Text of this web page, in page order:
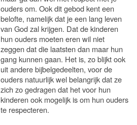
ouders om. Ook dit gebod kent een
belofte, namelijk dat je een lang leven
van God zal krijgen. Dat de kinderen
hun ouders moeten eren wil niet
zeggen dat die laatsten dan maar hun
gang kunnen gaan. Het is, zo blijkt ook
uit andere bijbelgedeelten, voor de
ouders natuurlijk wel belangrijk dat ze
zich zo gedragen dat het voor hun
kinderen ook mogelijk is om hun ouders
te respecteren.